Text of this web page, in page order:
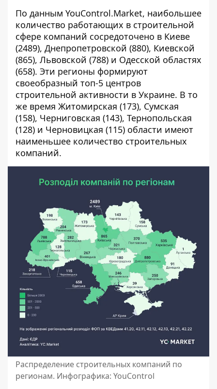
По данным YouControl.Market, наибольшее
количество работающих в строительной
сфере компаний сосредоточено в Киеве
(2489), Днепропетровской (880), Киевской
(865), Львовской (788) и Одесской областях
(658). Эти регионы формируют
своеобразный топ-5 центров
строительной активности в Украине. В то
же время Житомирская (173), Сумская
(158), Черниговская (143), Тернопольская
(128) и Черновицкая (115) области имеют
наименьшее количество строительных
компаний.
Распределение строительных компаний по
регионам. Инфографика: YouControl